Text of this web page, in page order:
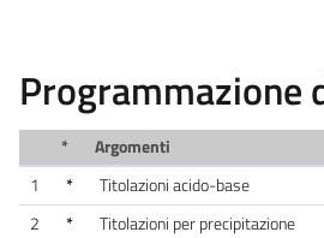
Programmazione
* Argomenti
1
*
Titolazioni acido-base
2
*
Titolazioni per precipitazione